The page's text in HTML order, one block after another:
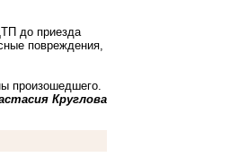
до приезда
повреждения,
произошедшего.
Круглова